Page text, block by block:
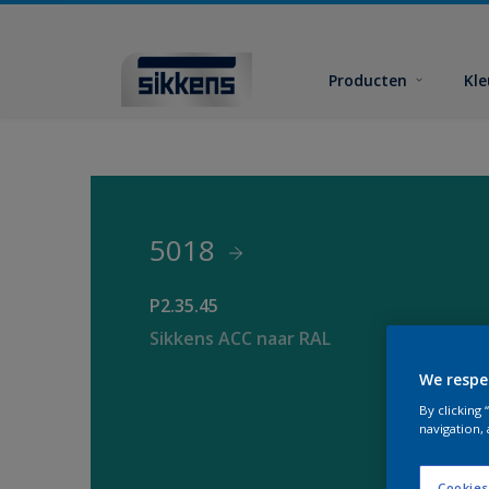
Producten
5018
P2.35.45
Sikkens ACC naar RAL
We
By clicking
navigation,